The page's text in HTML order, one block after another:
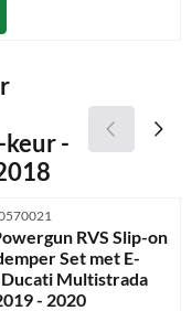
-
RVS Slip-on
Set met E-
Multistrada
- 2020